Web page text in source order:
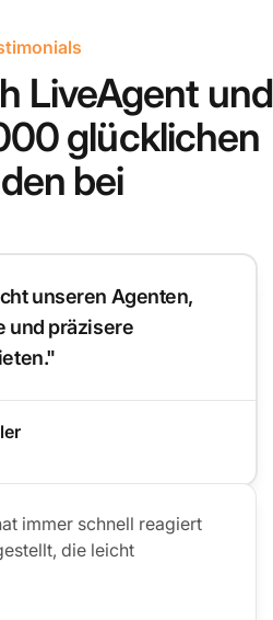
LiveAgent und
glücklichen
bei
unseren Agenten,
und präzisere
immer schnell reagiert
die leicht